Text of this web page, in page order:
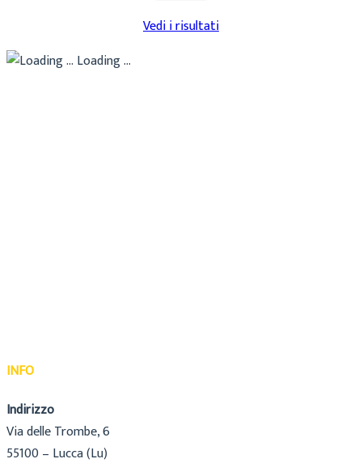
Vedi i risultati
Loading ...
INFO
Indirizzo
Via delle Trombe, 6
55100 – Lucca (Lu)